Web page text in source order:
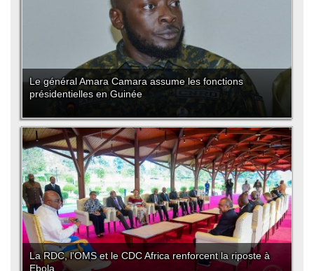
Le général Amara Camara assume les fonctions
présidentielles en Guinée
La RDC, l'OMS et le CDC Africa renforcent la riposte à
Ebola